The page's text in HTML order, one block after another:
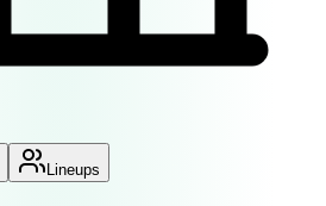
Lineups